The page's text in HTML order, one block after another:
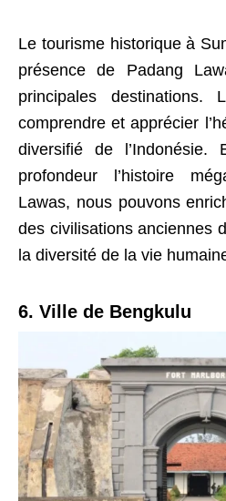
Le tourisme historique à
présence de Padang
principales destinations.
comprendre et apprécier
diversifié de l’Indonésie.
profondeur l’histoire
Lawas, nous pouvons
des civilisations anciennes
la diversité de la vie
6. Ville de Bengkulu